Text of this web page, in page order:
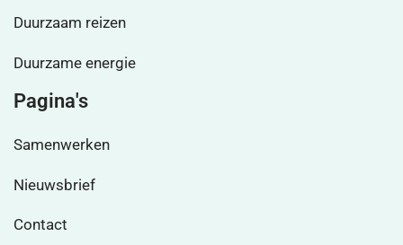
Duurzaam reizen
Duurzame energie
Pagina's
Samenwerken
Nieuwsbrief
Contact